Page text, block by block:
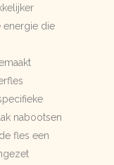
energie die
nabootsen
fles een